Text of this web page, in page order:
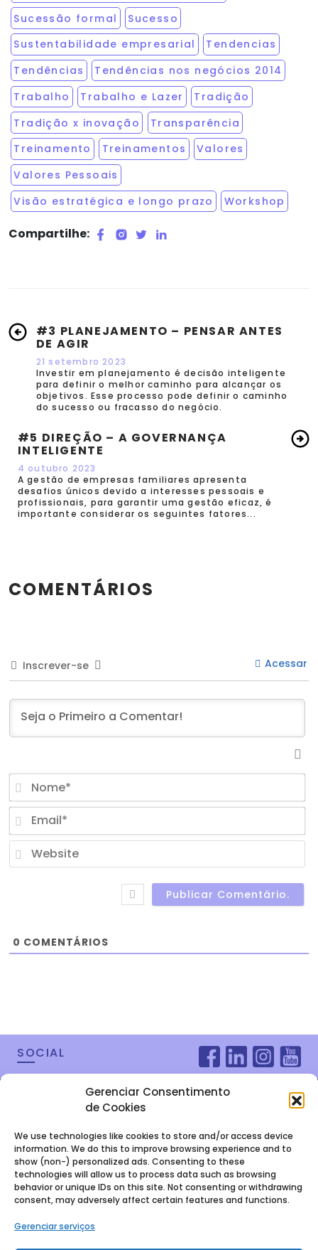
Gerenciar Consentimento
de Cookies
We use technologies like cookies to store and/or access device
information. We do this to improve browsing experience and to
show (non-) personalized ads. Consenting to these
technologies will allow us to process data such as browsing
behavior or unique IDs on this site. Not consenting or withdrawing
consent, may adversely affect certain features and functions.
Gerenciar serviços
Sucessão formal
Sucesso
Sustentabilidade empresarial
Tendencias
Tendências
Tendências nos negócios 2014
Trabalho
Trabalho e Lazer
Tradição
Tradição x inovação
Transparência
Treinamento
Treinamentos
Valores
Valores Pessoais
Visão estratégica e longo prazo
Workshop
Compartilhe:
#3 PLANEJAMENTO – PENSAR ANTES
DE AGIR
21 setembro 2023
Investir em planejamento é decisão inteligente
para definir o melhor caminho para alcançar os
objetivos. Esse processo pode definir o caminho
do sucesso ou fracasso do negócio.
#5 DIREÇÃO – A GOVERNANÇA
INTELIGENTE
4 outubro 2023
A gestão de empresas familiares apresenta
desafios únicos devido a interesses pessoais e
profissionais, para garantir uma gestão eficaz, é
importante considerar os seguintes fatores...
COMENTÁRIOS
Inscrever-se Acessar
0 COMENTÁRIOS
SOCIAL